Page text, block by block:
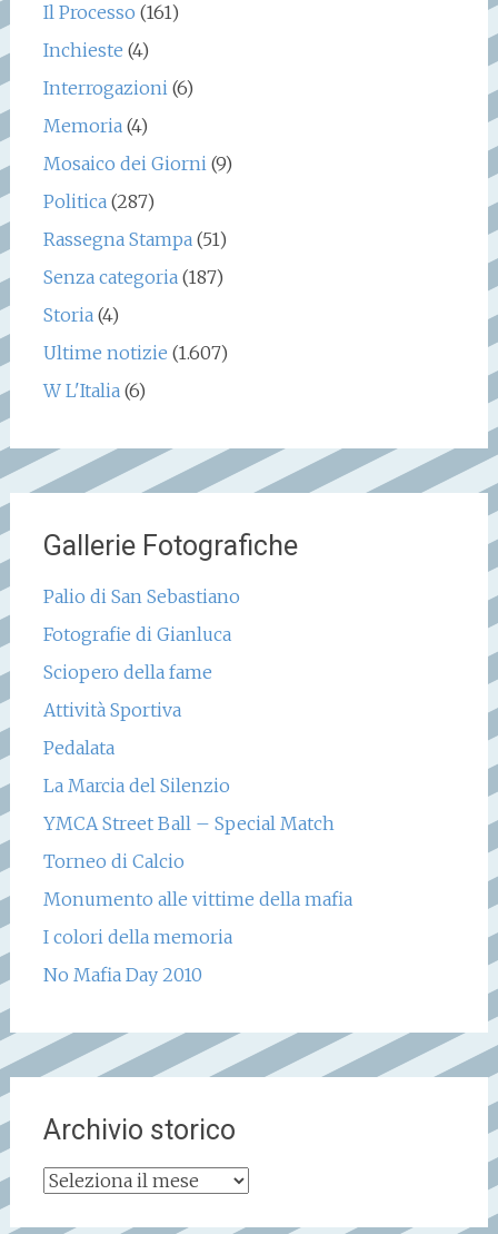
Il Processo (161)
Inchieste (4)
Interrogazioni(6)
Memoria(4)
Mosaico dei Giorni(9)
Politica(287)
Rassegna Stampa(51)
Senza categoria(187)
Storia(4)
Ultime notizie (1.607)
W L'Italia(6)
Gallerie Fotografiche
Palio di San Sebastiano
Fotografie di Gianluca
Sciopero della fame
Attività Sportiva
Pedalata
La Marcia del Silenzio
YMCA Street Ball – Special Match
Torneo di Calcio
Monumento alle vittime della mafia
I colori della memoria
No Mafia Day 2010
Archivio storico
Archivio